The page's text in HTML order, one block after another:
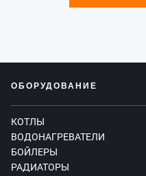
ОБОРУДОВАНИЕ
КОТЛЫ
ВОДОНАГРЕВАТЕЛИ
БОЙЛЕРЫ
РАДИАТОРЫ